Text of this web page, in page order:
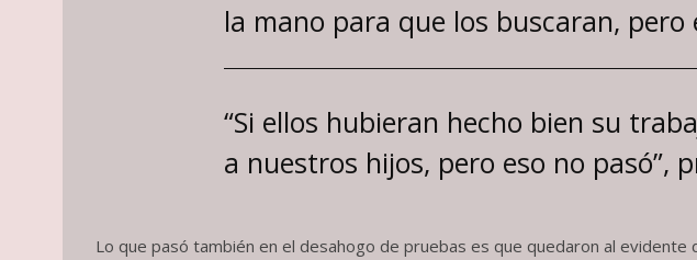
la mano para que los buscaran, pero
“Si ellos hubieran hecho bien su
a nuestros hijos, pero eso no pasó”,
Lo que pasó también en el desahogo de pruebas es que quedaron al